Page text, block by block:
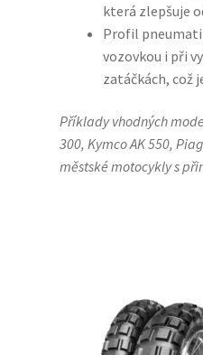
která zlepšuje
Profil
vozovkou i při
zatáčkách, což
Příklady vhodných
300, Kymco AK 550,
městské motocykly s